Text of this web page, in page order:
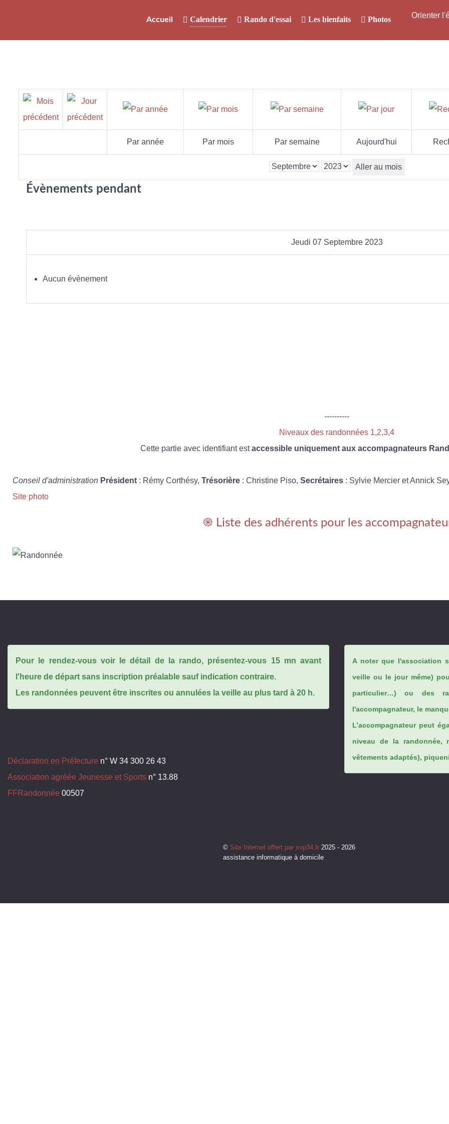
Accueil Calendrier Rando d'essai Les bienfaits Photos Orienter
Par année Par mois Par semaine Aujourd'hui
Aller au mois
Évènements pendant
Jeudi 07 Septembre 2023
Aucun évènement
----------
Niveaux des randonnées 1,2,3,4
Cette partie avec identifiant estaccessible uniquement aux accompagnateurs
Conseil d'administration Président : Rémy Corthésy, Trésorière : Christine Piso, Secrétaires : Sylvie Mercier et Annick
Site photo
֎ Liste des adhérents pour les
Pour le rendez-vous voir le détail de la rando, présentez-vous 15 mn avant
l'heure de départ sans inscription préalable sauf indication contraire.
Les randonnées peuvent être inscrites ou annulées la veille au plus tard à 20 h.
Déclaration en Préfecture n° W 34 300 26 43
Association agréée Jeunesse et Sports n° 13.88
FFRandonnée 00507
A noter que l'association
veille ou le jour même)
particulier…) ou des
l'accompagnateur, le
L’accompagnateur peut
niveau de la randonnée,
vêtements adaptés),
© Site Internet offert par svp34.fr 2025 - 2026
assistance informatique à domicile